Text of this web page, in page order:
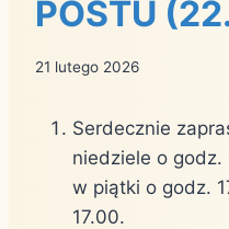
POSTU
21 lutego 2026
Serdecznie
niedziele o godz.
w piątki o godz.
17.00.